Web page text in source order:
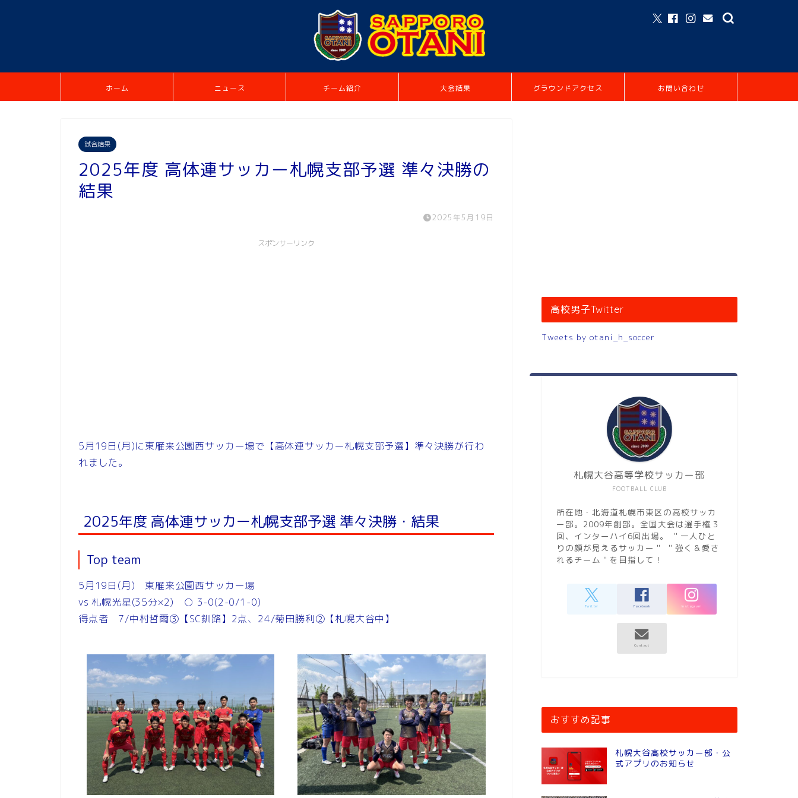
ホーム ニュース チーム紹介 大会結果 グラウンドアクセス お問い合わせ
試合結果
2025年度 高体連サッカー札幌支部予選 準々決勝の
結果
2025年5月19日
スポンサーリンク
5月19日(月)に東雁来公園西サッカー場で【高体連サッカー札幌支部予選】準々決勝が行わ
れました。
2025年度 高体連サッカー札幌支部予選 準々決勝・結果
Top team
5月19日(月) 東雁来公園西サッカー場
vs 札幌光星(35分×2) ○ 3-0(2-0/1-0)
得点者 7/中村哲爾③【SC釧路】2点、24/菊田勝利②【札幌大谷中】
高校男子Twitter
Tweets by otani_h_soccer
FOOTBALL CLUB
札幌大谷高等学校サッカー部
所在地・北海道札幌市東区の高校サッカ
ー部。2009年創部。全国大会は選手権３
回、インターハイ6回出場。 ＂一人ひと
りの顔が見えるサッカー＂ ＂強く＆愛さ
れるチーム＂を目指して！
おすすめ記事
札幌大谷高校サッカー部・公
式アプリのお知らせ